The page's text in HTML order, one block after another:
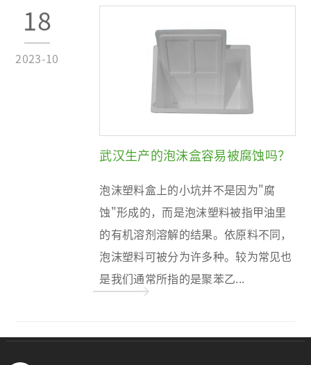
18
2023-10
武汉生产的泡沫盒容易被腐蚀吗？
泡沫塑料盒上的小坑并不是因为"腐
蚀"形成的，而是泡沫塑料被指甲油里
的有机溶剂溶解的结果。依原料不同，
泡沫塑料可被分为许多种。较为常见也
是我们通常所指的是聚苯乙...